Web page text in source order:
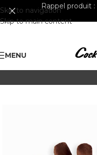
Skip to navigation
Skip to main content
Rappel produit :
MENU